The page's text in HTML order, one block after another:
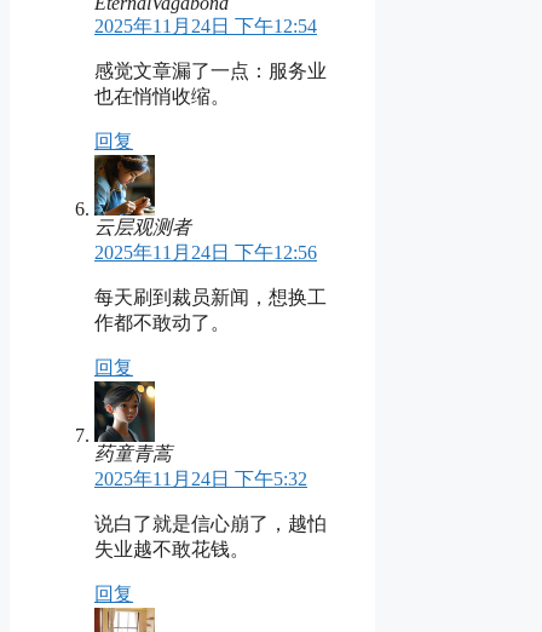
2025年11月24日 下午12:54
感觉文章漏了一点：服务业
也在悄悄收缩。
回复
云层观测者
2025年11月24日 下午12:56
每天刷到裁员新闻，想换工
作都不敢动了。
回复
药童青蒿
2025年11月24日 下午5:32
说白了就是信心崩了，越怕
失业越不敢花钱。
回复